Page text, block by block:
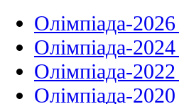
Олімпіада-
Олімпіада-
Олімпіада-
Олімпіада-